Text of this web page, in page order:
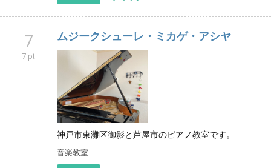
7
7 pt
ムジークシューレ・ミカゲ・アシヤ
神戸市東灘区御影と芦屋市のピアノ教室です。
音楽教室